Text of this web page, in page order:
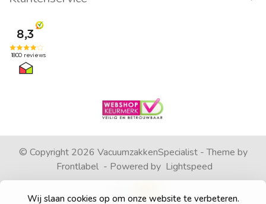
Wij slaan cookies op om onze website te verbeteren.
© Copyright 2026 VacuumzakkenSpecialist - Theme by
Frontlabel - Powered by Lightspeed